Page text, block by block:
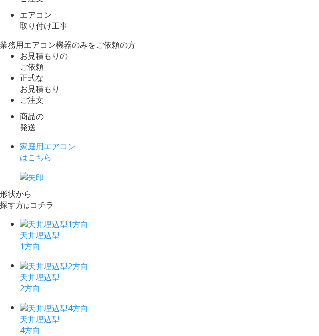
エアコン
取り付け工事
業務用エアコン機器のみをご依頼の方
お見積もりの
ご依頼
正式な
お見積もり
ご注文
商品の
発送
家庭用エアコン
はこちら
形状から
探す方はコチラ
天井埋込型
1方向
天井埋込型
2方向
天井埋込型
4方向